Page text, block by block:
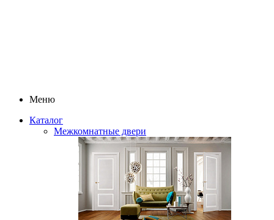
Меню
Каталог
Межкомнатные двери